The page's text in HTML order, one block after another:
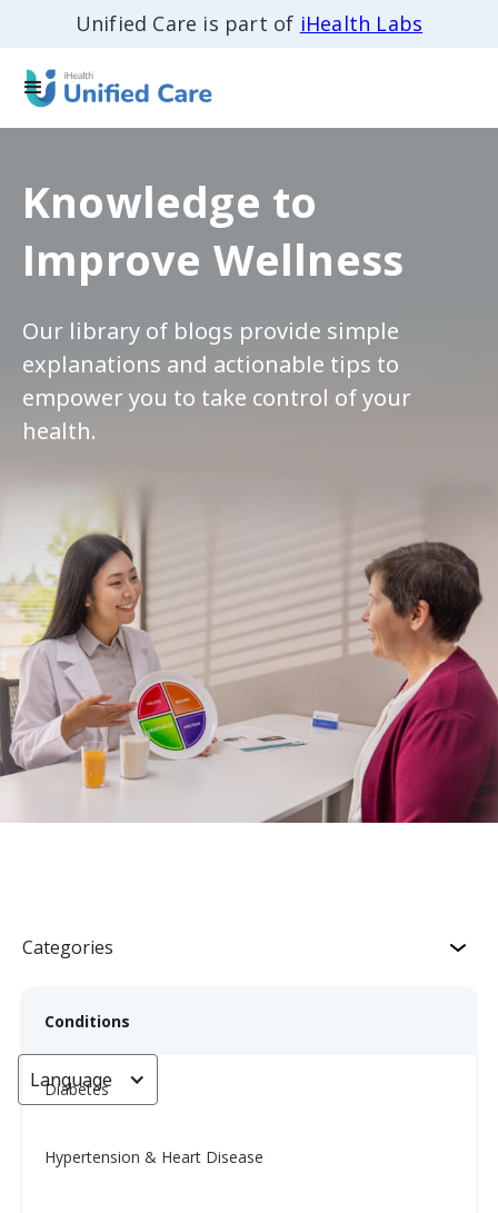
Unified Care is part of iHealth Labs
Knowledge to
Improve Wellness
Our library of blogs provide simple
explanations and actionable tips to
empower you to take control of your
health.
Categories
Conditions
Diabetes
Hypertension & Heart Disease
Language
血糖控制小窍门：先吃蔬菜